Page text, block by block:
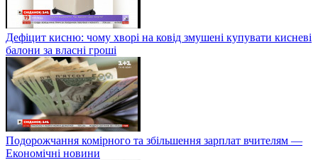
Дефіцит кисню: чому хворі на ковід змушені купувати кисневі
балони за власні гроші
Подорожчання комірного та збільшення зарплат вчителям —
Економічні новини